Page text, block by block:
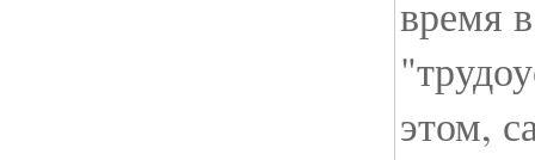
время
этом,